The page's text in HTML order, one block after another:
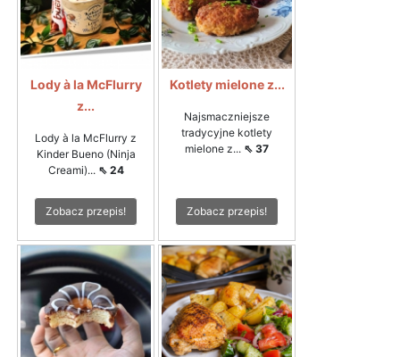
Lody à la McFlurry
z...
Lody à la McFlurry z
Kinder Bueno (Ninja
Creami)... ⇖ 24
Zobacz przepis!
Kotlety mielone z...
Najsmaczniejsze
tradycyjne kotlety
mielone z... ⇖ 37
Zobacz przepis!